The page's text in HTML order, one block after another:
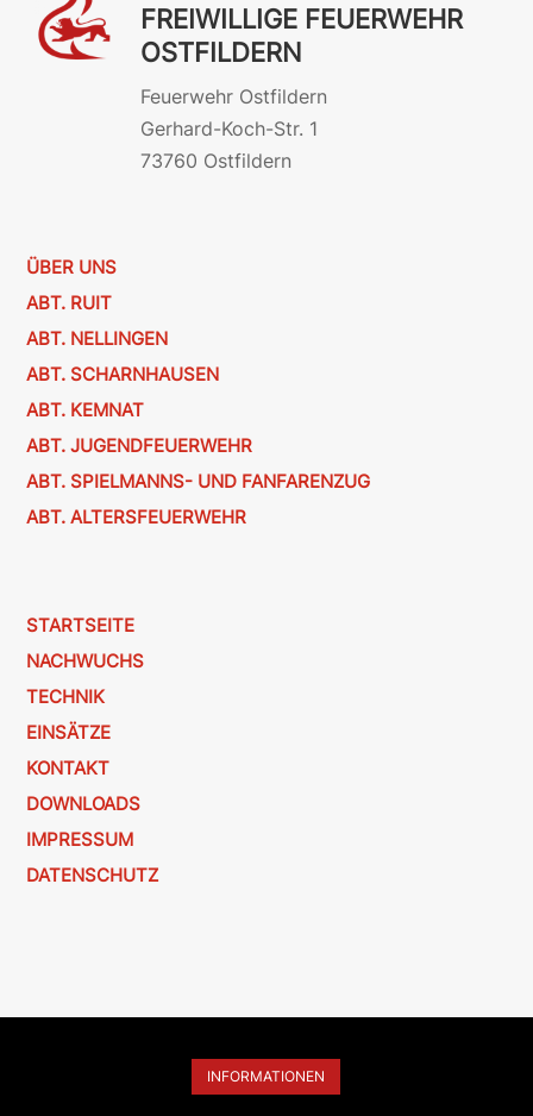
FREIWILLIGE FEUERWEHR
OSTFILDERN
Feuerwehr Ostfildern
Gerhard-Koch-Str. 1
73760 Ostfildern
ÜBER UNS
ABT. RUIT
ABT. NELLINGEN
ABT. SCHARNHAUSEN
ABT. KEMNAT
ABT. JUGENDFEUERWEHR
ABT. SPIELMANNS- UND FANFARENZUG
ABT. ALTERSFEUERWEHR
STARTSEITE
NACHWUCHS
TECHNIK
EINSÄTZE
KONTAKT
DOWNLOADS
IMPRESSUM
DATENSCHUTZ
INFORMATIONEN